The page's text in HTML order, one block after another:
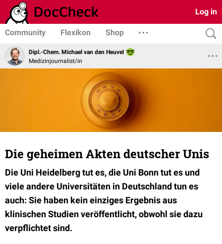
Log in
Community Flexikon Shop
Dipl.-Chem. Michael van den Heuvel
Medizinjournalist/in
Die geheimen Akten deutscher Unis
Die Uni Heidelberg tut es, die Uni Bonn tut es und
viele andere Universitäten in Deutschland tun es
auch: Sie haben kein einziges Ergebnis aus
klinischen Studien veröffentlicht, obwohl sie dazu
verpflichtet sind.